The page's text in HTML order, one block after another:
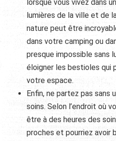
lorsque vous vivez dans
lumières de la ville et de
nature peut être
dans votre camping ou
presque impossible sans
éloigner les bestioles qui
votre espace.
Enfin, ne partez pas sans
soins. Selon l’endroit où
être à des heures des
proches et pourriez avoir